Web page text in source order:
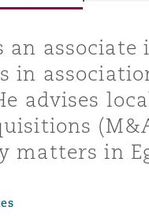
des
et
la vie
pratiques
an
in
advises
matters in